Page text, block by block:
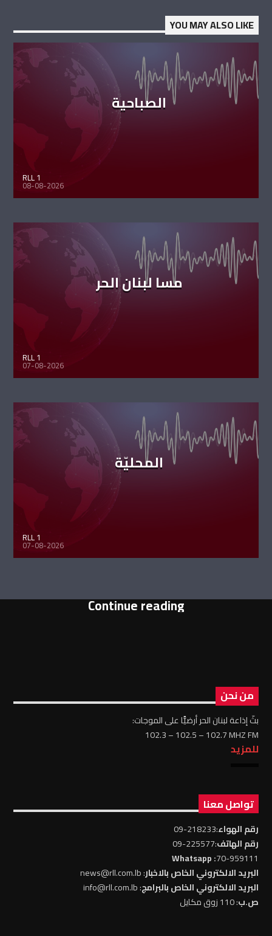
YOU MAY ALSO LIKE
الصباحية
RLL 1
08-08-2026
مسا لبنان الحر
RLL 1
07-08-2026
المحليّة
RLL 1
07-08-2026
Continue reading
من نحن
بثّ إذاعة لبنان الحر أرضيًّا على الموجات:
102.3 – 102.5 – 102.7 MHZ FM
للمزيد
تواصل معنا
رقم الهواء:218233-09
رقم الهاتف:225577-09
70-959111
: Whatsapp
البريد الالكتروني الخاص بالاخبار: news@rll.com.lb
البريد الالكتروني الخاص بالبرامج: info@rll.com.lb
ص.ب: 110 زوق مكايل